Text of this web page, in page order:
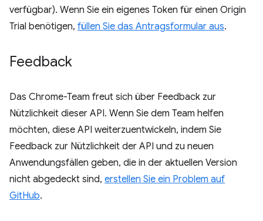
verfügbar). Wenn Sie ein eigenes Token für einen Origin
Trial benötigen, füllen Sie das Antragsformular aus.
Feedback
Das Chrome-Team freut sich über Feedback zur
Nützlichkeit dieser API. Wenn Sie dem Team helfen
möchten, diese API weiterzuentwickeln, indem Sie
Feedback zur Nützlichkeit der API und zu neuen
Anwendungsfällen geben, die in der aktuellen Version
nicht abgedeckt sind, erstellen Sie ein Problem auf
GitHub.